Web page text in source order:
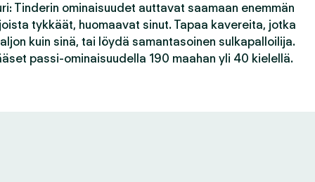
Tinderin ominaisuudet auttavat saamaan enemmän
tykkäät, huomaavat sinut. Tapaa kavereita, jotka
kuin sinä, tai löydä samantasoinen sulkapalloilija.
passi-ominaisuudella 190 maahan yli 40 kielellä.